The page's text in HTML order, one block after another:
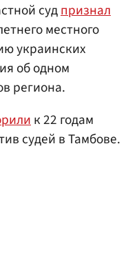
судпризнал
местного
украинских
об одном
региона.
к 22 годам
судей в Тамбове.